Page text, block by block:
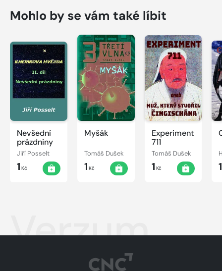
Mohlo by se vám také líbit
Nevšední
prázdniny
Jiří Posselt
1 Kč
Myšák
Tomáš Dušek
1 Kč
Experiment
711
Tomáš Dušek
1 Kč
Verzum